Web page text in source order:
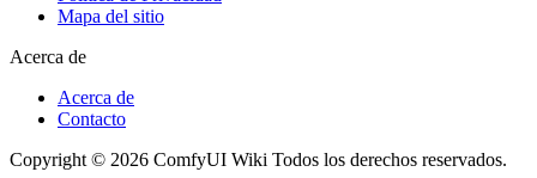
Mapa del sitio
Acerca de
Acerca de
Contacto
Copyright © 2026 ComfyUI Wiki Todos los derechos reservados.